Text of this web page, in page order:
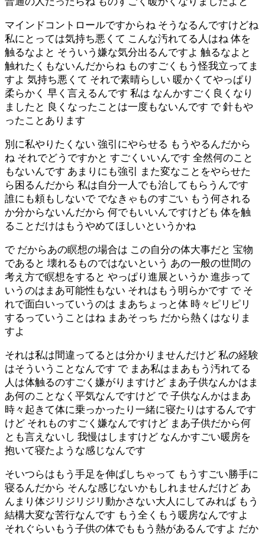
マインドコントロールですからね そうなるんですけどね
私にとっては気持ち悪くて こんな汚れてる人はね 体を
触るなよと そういう嫌な気分出るんですよ 触るなよと
触れたくもないんだからね ものすごくもう怪我立ってま
すよ 気持ち悪くて それで素晴らしい 暖かくてやっぱり
柔らかく 早く言えるんです 私は なんかすごく良くなり
ましたと 良くなったことは一度もないんです で 針もや
ったことあります
別に私やりたくない 強引にやらせる もうやるんだから
ね それでどうですかと すごくいいんです 全然何のこと
もないんです あまりにも強引 また変なことをやらせた
ら困るんだから 私は自分一人でも治してもらうんです
誰にも頼もしないで でなきゃものすごい もう何される
か分からないんだから 何でもいいんですけども 体を触
ることだけはもうやめてほしいというかね
で だからあの瞑想の場合は この自分の体大事だと 宝物
であると 壊れるものではないという あの一般の世間の
考え方で瞑想をすると やっぱり進展というか 進歩って
いうのはまあ可能性もない それはもう明らかです で そ
れで面白いっていうのは まあちょっと体 時々ピリピリ
するっていうことはね まあそっち だから熱くはなりま
すよ
それは私は間違ってるとは分かりませんだけど 私の経験
はそういうことなんです で まあ私はまあもう汚れてる
人は体触るのすごく嫌がりますけど まあ子供なんかはま
あ何のことなく平気なんですけど で 子供なんかはまあ
時々起きて体に乗っかったり一緒に寝たりはするんです
けど それものすごく嫌なんですけど まあ子供だから何
とも言えないし 我慢はしますけど なんかすごい暖房を
抱いて寝たような感じなんです
そいつらはもう手足を伸ばしちゃって もうすごい勝手に
寝るんだから そんな感じないかもしれませんだけど あ
んまり体ジリジリジリ動かさない大人にしてみれば もう
結構大変な苦行なんです もう全くもう暖房なんですよ
それぐらいもう子供の体でももう熱があるんですよ だか